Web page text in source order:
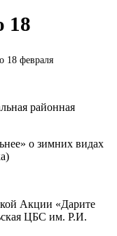
18
18 февраля
районная
о зимних видах
Акции «Дарите
ЦБС им. Р.И.